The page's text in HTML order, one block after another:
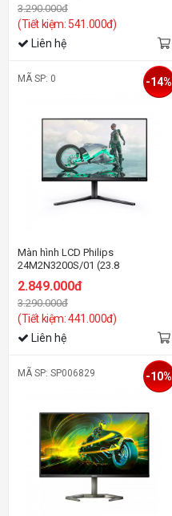
3.290.000đ
(Tiết kiệm: 541.000đ)
Liên hệ
MÃ SP: 0
Màn hình LCD Philips
24M2N3200S/01 (23.8
inh/FHD/IPS/180Hz/1ms/Loa)
2.849.000đ
3.290.000đ
(Tiết kiệm: 441.000đ)
-14%
Liên hệ
MÃ SP: SP006829 -10%